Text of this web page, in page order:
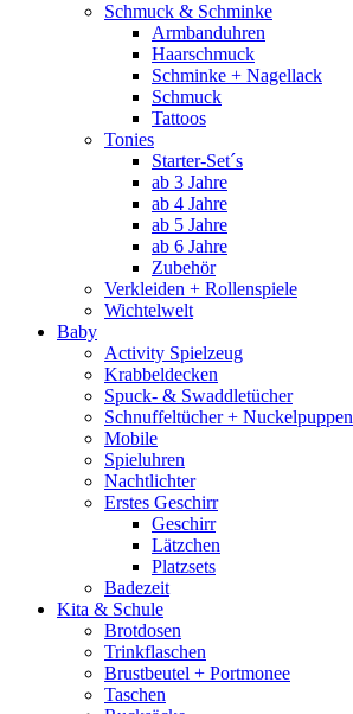
Schmuck & Schminke
Armbanduhren
Haarschmuck
Schminke + Nagellack
Schmuck
Tattoos
Tonies
Starter-Set´s
ab 3 Jahre
ab 4 Jahre
ab 5 Jahre
ab 6 Jahre
Zubehör
Verkleiden + Rollenspiele
Wichtelwelt
Baby
Activity Spielzeug
Krabbeldecken
Spuck- & Swaddletücher
Schnuffeltücher + Nuckelpuppen
Mobile
Spieluhren
Nachtlichter
Erstes Geschirr
Geschirr
Lätzchen
Platzsets
Badezeit
Kita & Schule
Brotdosen
Trinkflaschen
Brustbeutel + Portmonee
Taschen